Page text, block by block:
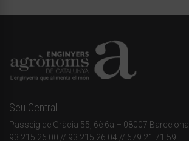
Seu Central
Passeig de Gràcia 55, 6è 6a – 08007 Barcelona
93 215 26 00 // 93 215 26 04 // 679 21 71 59